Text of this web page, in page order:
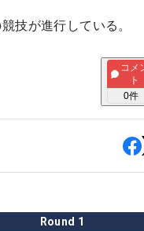
技が進行している。
コメ
ト
0件
Round 1